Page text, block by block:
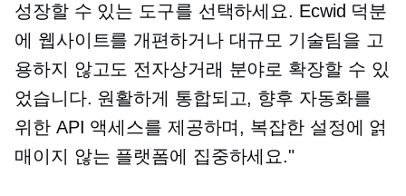
성장할 수 있는 도구를 선택하세요. Ecwid 덕분
에 웹사이트를 개편하거나 대규모 기술팀을 고
용하지 않고도 전자상거래 분야로 확장할 수 있
었습니다. 원활하게 통합되고, 향후 자동화를
위한 API 액세스를 제공하며, 복잡한 설정에 얽
매이지 않는 플랫폼에 집중하세요."